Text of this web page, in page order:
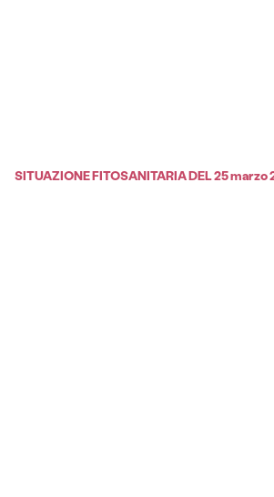
SITUAZIONE FITOSANITARIA DEL 25 marzo